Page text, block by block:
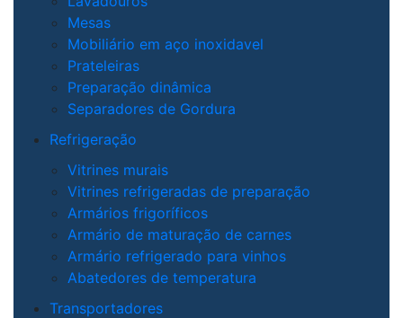
Mesas
Mobiliário em aço inoxidavel
Prateleiras
Preparação dinâmica
Separadores de Gordura
Refrigeração
Vitrines murais
Vitrines refrigeradas de preparação
Armários frigoríficos
Armário de maturação de carnes
Armário refrigerado para vinhos
Abatedores de temperatura
Transportadores